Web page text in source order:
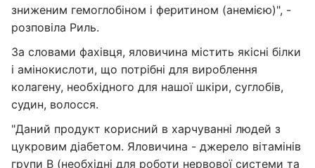
зниженим гемоглобіном і феритином (анемією)", -
розповіла Риль.
За словами фахівця, яловичина містить якісні білки
і амінокислоти, що потрібні для вироблення
колагену, необхідного для нашої шкіри, суглобів,
судин, волосся.
"Даний продукт корисний в харчуванні людей з
цукровим діабетом. Яловичина - джерело вітамінів
групи В (необхідні для роботи нервової системи та